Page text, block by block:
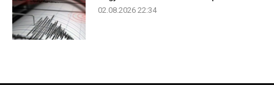
02.08.2026 22:34